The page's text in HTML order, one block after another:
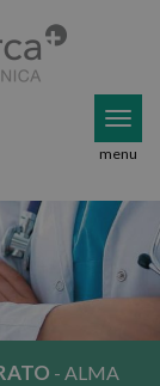
menu
- ALMA